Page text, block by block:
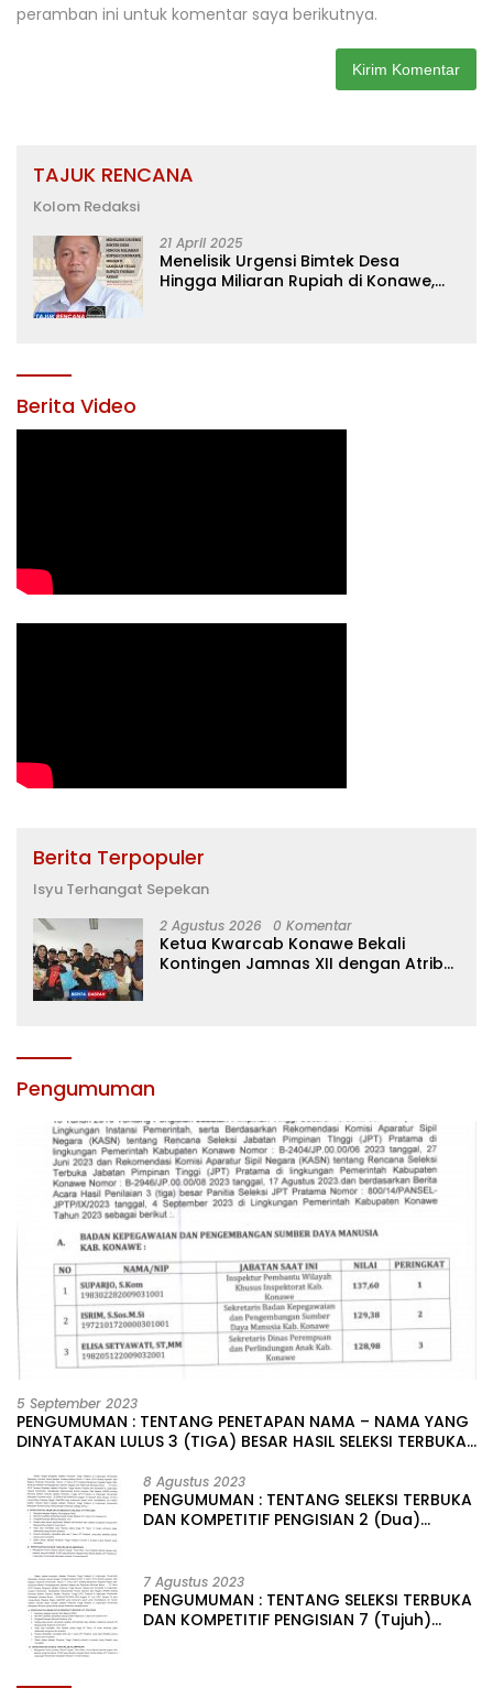
peramban ini untuk komentar saya berikutnya.
TAJUK RENCANA
Kolom Redaksi
21 April 2025
Menelisik Urgensi Bimtek Desa
Hingga Miliaran Rupiah di Konawe,
Berita Video
Berita Terpopuler
Isyu Terhangat Sepekan
2 Agustus 2026 0 Komentar
Ketua Kwarcab Konawe Bekali
Kontingen Jamnas XII dengan Atribut
Pengumuman
5 September 2023
PENGUMUMAN : TENTANG PENETAPAN NAMA – NAMA YANG
DINYATAKAN LULUS 3 (TIGA) BESAR HASIL SELEKSI TERBUKA
LINGKUNGAN PEMERINTAH DAERAH KABUPATEN KONAWE
8 Agustus 2023
PENGUMUMAN : TENTANG SELEKSI TERBUKA
DAN KOMPETITIF PENGISIAN 2 (Dua)
KABUPATEN KONAWE
7 Agustus 2023
PENGUMUMAN : TENTANG SELEKSI TERBUKA
DAN KOMPETITIF PENGISIAN 7 (Tujuh)